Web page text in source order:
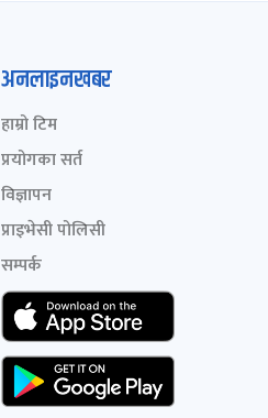
अनलाइनखबर
हाम्रो टिम
प्रयोगका सर्त
विज्ञापन
प्राइभेसी पोलिसी
सम्पर्क